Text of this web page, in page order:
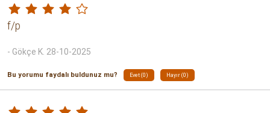
V60 02 40'lı Filtre Kağıdı